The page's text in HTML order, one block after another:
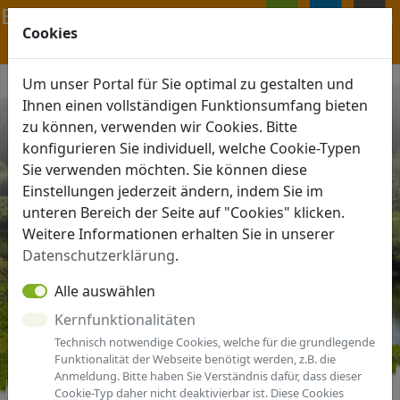
Cookies
Um unser Portal für Sie optimal zu gestalten und
Ihnen einen vollständigen Funktionsumfang bieten
zu können, verwenden wir Cookies. Bitte
konfigurieren Sie individuell, welche Cookie-Typen
Sie verwenden möchten. Sie können diese
Einstellungen jederzeit ändern, indem Sie im
unteren Bereich der Seite auf "Cookies" klicken.
Weitere Informationen erhalten Sie in unserer
Datenschutzerklärung.
Alle auswählen
Kernfunktionalitäten
Technisch notwendige Cookies, welche für die grundlegende
Funktionalität der Webseite benötigt werden, z.B. die
Anmeldung. Bitte haben Sie Verständnis dafür, dass dieser
Cookie-Typ daher nicht deaktivierbar ist. Diese Cookies
Navigation ein-/ausblenden
MENÜ